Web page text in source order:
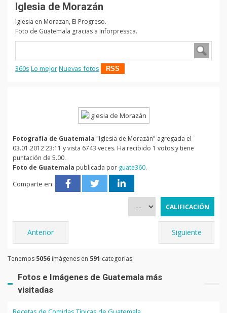
Iglesia de Morazán
Iglesia en Morazan, El Progreso.
Foto de Guatemala gracias a Inforpressca.
360s Lo mejorNuevas fotos RSS
Fotografía de Guatemala "Iglesia de Morazán" agregada el
03.01.2012 23:11 y vista 6743 veces. Ha recibido 1 votos y tiene
puntación de 5.00.
Foto de Guatemala publicada por guate360.
Comparte en:
Anterior Siguiente
Tenemos 5056 imágenes en 591 categorías.
Fotos e Imágenes de Guatemala más
visitadas